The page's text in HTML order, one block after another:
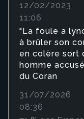
12/02/2023
11:06
"La foule a
à brûler son
en colère sort
homme
du Coran
31/07/2026
08:36